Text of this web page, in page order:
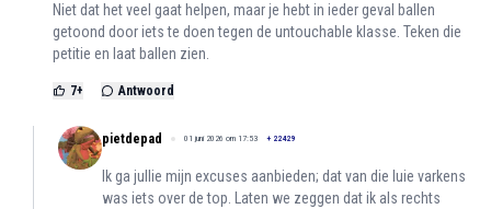
Niet dat het veel gaat helpen, maar je hebt in ieder geval ballen
getoond door iets te doen tegen de untouchable klasse. Teken die
petitie en laat ballen zien.
7+ Antwoord
pietdepad 01 juni 2026 om 17:53 + 22429
Ik ga jullie mijn excuses aanbieden; dat van die luie varkens
was iets over de top. Laten we zeggen dat ik als rechts